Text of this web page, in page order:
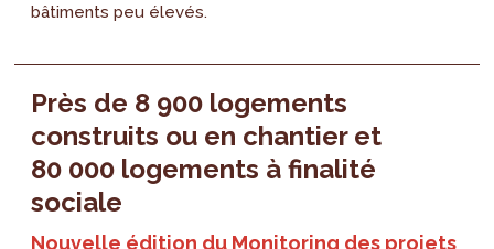
bâtiments peu élevés.
Près de 8 900 logements
construits ou en chantier et
80 000 logements à finalité
sociale
Nouvelle édition du Monitoring des projets